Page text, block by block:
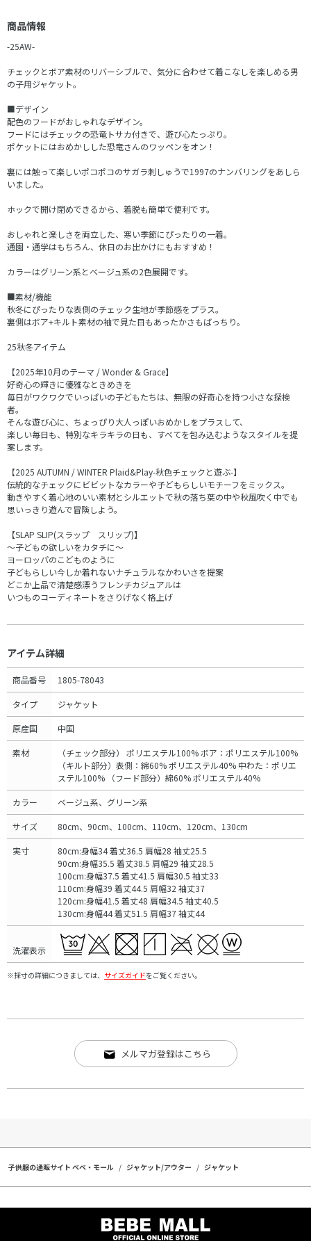
商品情報
-25AW-
チェックとボア素材のリバーシブルで、気分に合わせて着こなしを楽しめる男
の子用ジャケット。
■デザイン
配色のフードがおしゃれなデザイン。
フードにはチェックの恐竜トサカ付きで、遊び心たっぷり。
ポケットにはおめかしした恐竜さんのワッペンをオン！
裏には触って楽しいポコポコのサガラ刺しゅうで1997のナンバリングをあしら
いました。
ホックで開け閉めできるから、着脱も簡単で便利です。
おしゃれと楽しさを両立した、寒い季節にぴったりの一着。
通園・通学はもちろん、休日のお出かけにもおすすめ！
カラーはグリーン系とベージュ系の2色展開です。
■素材/機能
秋冬にぴったりな表側のチェック生地が季節感をプラス。
裏側はボア+キルト素材の袖で見た目もあったかさもばっちり。
25秋冬アイテム
【2025年10月のテーマ / Wonder & Grace】
好奇心の輝きに優雅なときめきを
毎日がワクワクでいっぱいの子どもたちは、無限の好奇心を持つ小さな探検
者。
そんな遊び心に、ちょっぴり大人っぽいおめかしをプラスして、
楽しい毎日も、特別なキラキラの日も、すべてを包み込むようなスタイルを提
案します。
【2025 AUTUMN / WINTER Plaid&Play-秋色チェックと遊ぶ-】
伝統的なチェックにビビットなカラーや子どもらしいモチーフをミックス。
動きやすく着心地のいい素材とシルエットで秋の落ち葉の中や秋風吹く中でも
思いっきり遊んで冒険しよう。
【SLAP SLIP(スラップ スリップ)】
～子どもの欲しいをカタチに～
ヨーロッパのこどものように
子どもらしい今しか着れないナチュラルなかわいさを提案
どこか上品で清楚感漂うフレンチカジュアルは
いつものコーディネートをさりげなく格上げ
アイテム詳細
商品番号 1805-78043
タイプ ジャケット
原産国 中国
素材
（チェック部分） ポリエステル100% ボア：ポリエステル100%
（キルト部分）表側：綿60% ポリエステル40% 中わた：ポリエ
ステル100% （フード部分）綿60% ポリエステル40%
カラー ベージュ系、グリーン系
サイズ 80cm、90cm、100cm、110cm、120cm、130cm
実寸
80cm:身幅34 着丈36.5 肩幅28 袖丈25.5
90cm:身幅35.5 着丈38.5 肩幅29 袖丈28.5
100cm:身幅37.5 着丈41.5 肩幅30.5 袖丈33
110cm:身幅39 着丈44.5 肩幅32 袖丈37
120cm:身幅41.5 着丈48 肩幅34.5 袖丈40.5
130cm:身幅44 着丈51.5 肩幅37 袖丈44
洗濯表示
※採寸の詳細につきましては、 サイズガイドをご覧ください。
メルマガ登録はこちら
子供服の通販サイト ベベ・モール ジャケット/アウター ジャケット